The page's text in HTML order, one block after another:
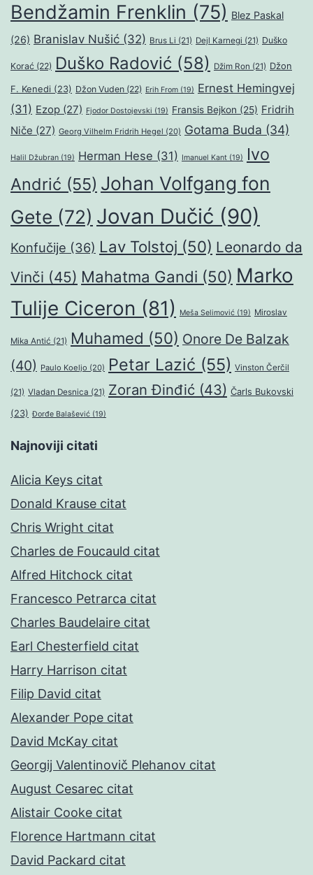
Bendžamin Frenklin (75) Blez Paskal
(26) Branislav Nušić (32) Brus Li (21) Dejl Karnegi (21) Duško
Korać (22) Duško Radović (58) Džim Ron (21) Džon
F. Kenedi (23) Džon Vuden (22) Erih From (19) Ernest Hemingvej
(31) Ezop (27) Fjodor Dostojevski (19) Fransis Bejkon (25) Fridrih
Niče (27) Georg Vilhelm Fridrih Hegel (20) Gotama Buda (34)
Halil Džubran (19) Herman Hese (31) Imanuel Kant (19)
Ivo
Andrić (55) Johan Volfgang fon
Gete (72) Jovan Dučić (90)
Konfučije (36) Lav Tolstoj (50) Leonardo da
Vinči (45) Mahatma Gandi (50) Marko
Tulije Ciceron (81) Meša Selimović (19) Miroslav
Mika Antić (21) Muhamed (50) Onore De Balzak
(40) Paulo Koeljo (20) Petar Lazić (55) Vinston Čerčil
(21) Vladan Desnica (21) Zoran Đinđić (43) Čarls Bukovski
(23) Đorđe Balašević (19)
Najnoviji citati
Alicia Keys citat
Donald Krause citat
Chris Wright citat
Charles de Foucauld citat
Alfred Hitchock citat
Francesco Petrarca citat
Charles Baudelaire citat
Earl Chesterfield citat
Harry Harrison citat
Filip David citat
Alexander Pope citat
David McKay citat
Georgij Valentinovič Plehanov citat
August Cesarec citat
Alistair Cooke citat
Florence Hartmann citat
David Packard citat